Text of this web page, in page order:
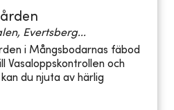
Evertsberg...
i Mångsbodarnas fäbod
Vasaloppskontrollen och
du njuta av härlig